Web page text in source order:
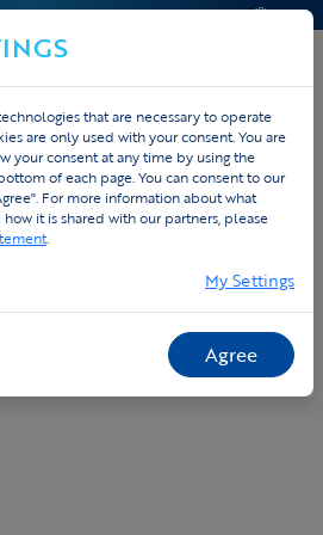
CONTACT & AIDE DEVIS
that are necessary to operate
are only used with your consent. You are
your consent at any time by using the
of each page. You can consent to our
For more information about what
it is shared with our partners, please
.
My Settings
Agree